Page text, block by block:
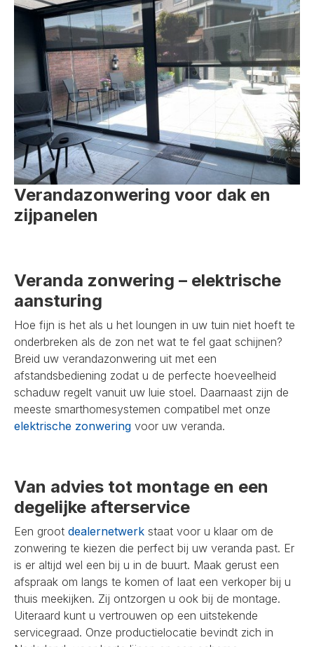
Verandazonwering voor dak en
zijpanelen
Veranda zonwering – elektrische
aansturing
Hoe fijn is het als u het loungen in uw tuin niet hoeft te
onderbreken als de zon net wat te fel gaat schijnen?
Breid uw verandazonwering uit met een
afstandsbediening zodat u de perfecte hoeveelheid
schaduw regelt vanuit uw luie stoel. Daarnaast zijn de
meeste smarthomesystemen compatibel met onze
elektrische zonwering voor uw veranda.
Van advies tot montage en een
degelijke afterservice
Een groot dealernetwerk staat voor u klaar om de
zonwering te kiezen die perfect bij uw veranda past. Er
is er altijd wel een bij u in de buurt. Maak gerust een
afspraak om langs te komen of laat een verkoper bij u
thuis meekijken. Zij ontzorgen u ook bij de montage.
Uiteraard kunt u vertrouwen op een uitstekende
servicegraad. Onze productielocatie bevindt zich in